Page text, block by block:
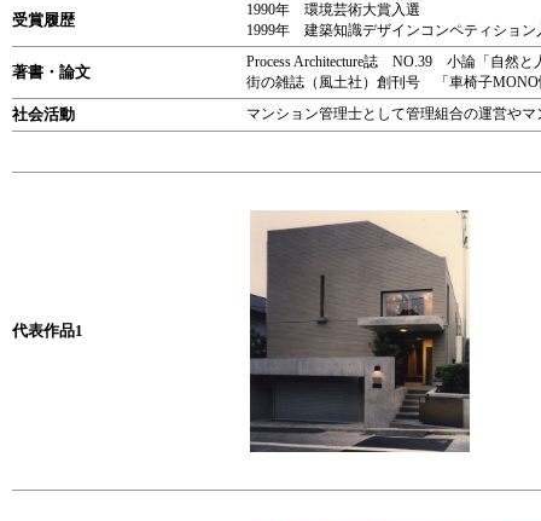
受賞履歴
1990年 環境芸術大賞入選
1999年 建築知識デザインコンペティション
著書・論文
Process Architecture誌 NO.39 小論「自然と
街の雑誌（風土社）創刊号 「車椅子MONO
社会活動 マンション管理士として管理組合の運営や
代表作品1